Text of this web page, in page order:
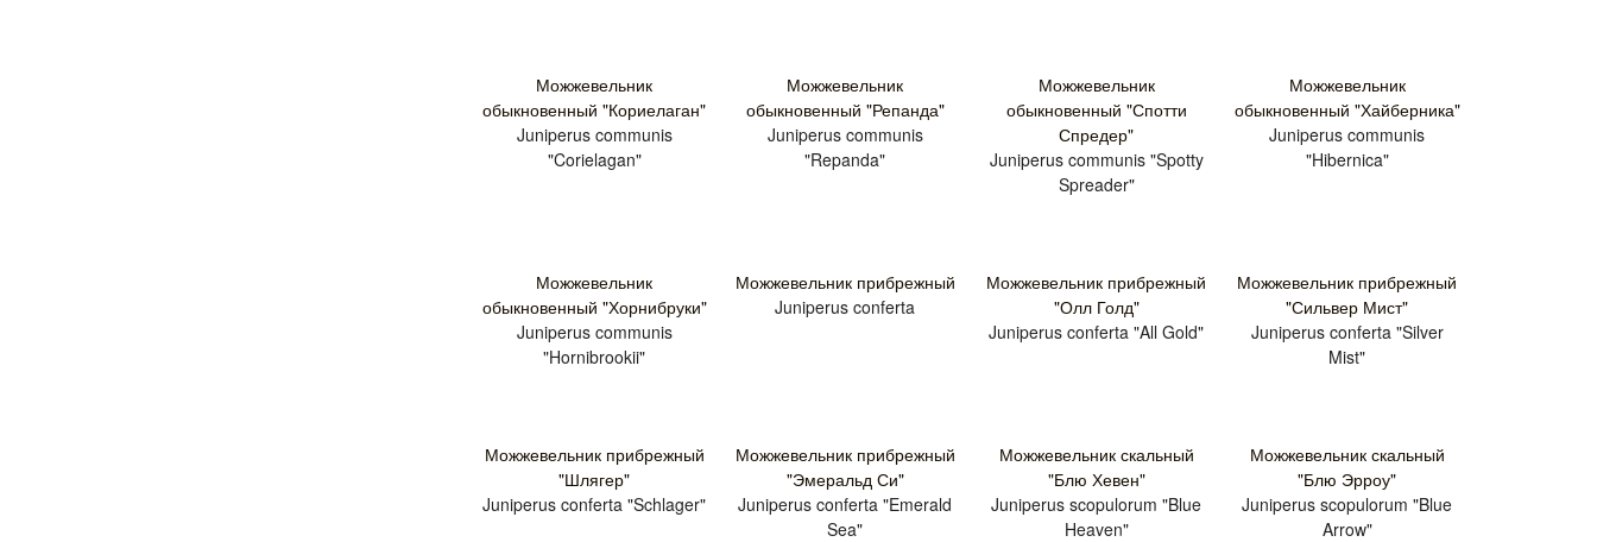
Можжевельник
обыкновенный "Кориелаган"
Juniperus communis
"Corielagan"
Можжевельник
обыкновенный "Репанда"
Juniperus communis
"Repanda"
Можжевельник
обыкновенный "Спотти
Спредер"
Juniperus communis "Spotty
Spreader"
Можжевельник
обыкновенный "Хайберника"
Juniperus communis
"Hibernica"
Можжевельник
обыкновенный "Хорнибруки"
Juniperus communis
"Hornibrookii"
Можжевельник прибрежный
Juniperus conferta
Можжевельник прибрежный
"Олл Голд"
Juniperus conferta "All Gold"
Можжевельник прибрежный
"Сильвер Мист"
Juniperus conferta "Silver
Mist"
Можжевельник прибрежный
"Шлягер"
Juniperus conferta "Schlager"
Можжевельник прибрежный
"Эмеральд Си"
Juniperus conferta "Emerald
Sea"
Можжевельник скальный
"Блю Хевен"
Juniperus scopulorum "Blue
Heaven"
Можжевельник скальный
"Блю Эрроу"
Juniperus scopulorum "Blue
Arrow"